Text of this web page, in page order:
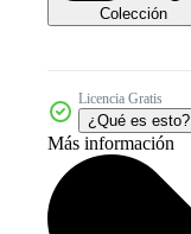
Colección
Licencia Gratis
¿Qué es esto?
Más información